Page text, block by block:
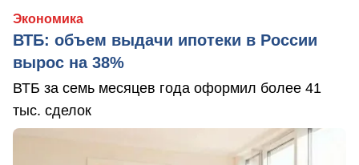
Экономика
ВТБ: объем выдачи ипотеки в России
вырос на 38%
ВТБ за семь месяцев года оформил более 41
тыс. сделок